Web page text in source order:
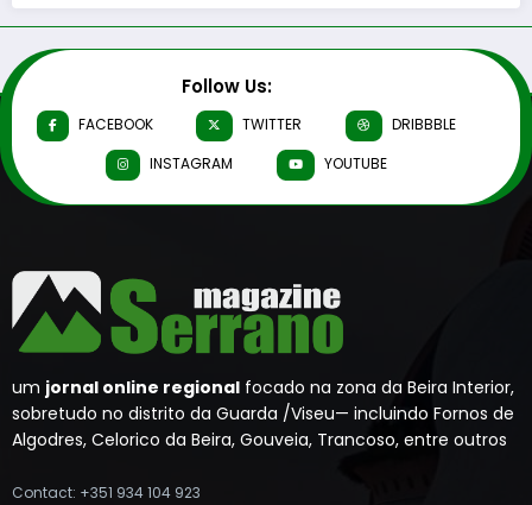
Follow Us:
FACEBOOK TWITTER
DRIBBBLE
INSTAGRAM
YOUTUBE
um jornal online regional focado na zona da Beira Interior,
sobretudo no distrito da Guarda /Viseu— incluindo Fornos de
Algodres, Celorico da Beira, Gouveia, Trancoso, entre outros
Contact: +351 934 104 923